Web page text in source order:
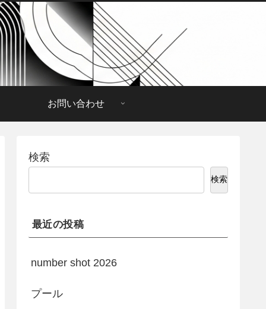
お問い合わせ
検索
検索
最近の投稿
number shot 2026
プール